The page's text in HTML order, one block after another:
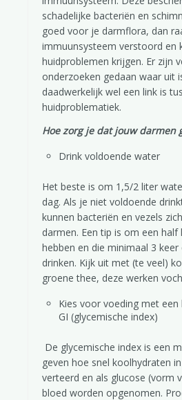
schadelijke bacteriën en
goed voor je darmflora, dan
immuunsysteem verstoord en
huidproblemen krijgen. Er zijn
onderzoeken gedaan waar uit
daadwerkelijk wel een link is
huidproblematiek.
Hoe zorg je dat jouw darmen
Drink voldoende water
Het beste is om 1,5/2 liter
dag. Als je niet voldoende
kunnen bacteriën en vezels
darmen. Een tip is om een
hebben en die minimaal 3
drinken. Kijk uit met (te veel)
groene thee, deze werken
Kies voor voeding met een
GI (glycemische index)
De glycemische index is een
geven hoe snel koolhydraten
verteerd en als glucose (vorm
bloed worden opgenomen.